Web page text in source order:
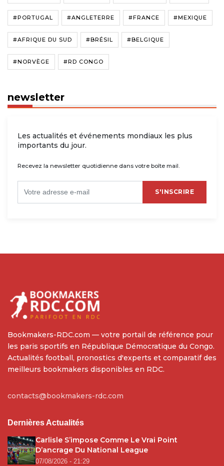
#PORTUGAL #ANGLETERRE #FRANCE #MEXIQUE
#AFRIQUE DU SUD #BRÉSIL #BELGIQUE
#NORVÈGE #RD CONGO
newsletter
Les actualités et événements mondiaux les plus
importants du jour.
Recevez la newsletter quotidienne dans votre boîte mail.
S'INSCRIRE
Bookmakers-RDC.com — votre portail de référence pour
les paris sportifs en République Démocratique du Congo.
Actualités football, pronostics d'experts et comparatif des
meilleurs bookmakers disponibles en RDC.
contacts@bookmakers-rdc.com
Dernières Actualités
Carlisle S’impose Comme Le Vrai Point
D’ancrage Du National League
07/08/2026 - 21:29